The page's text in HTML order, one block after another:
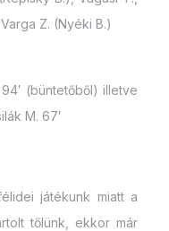
Z. (Nyéki B.)
(büntetőből) illetve
M. 67′
játékunk miatt a
tőlünk, ekkor már